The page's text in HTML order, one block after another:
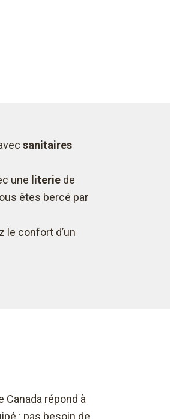
sanitaires
une literiede
êtes bercé par
le confort d’un
répond à
: pas besoin de